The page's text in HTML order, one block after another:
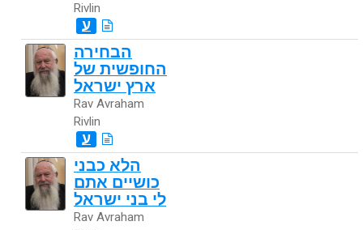
Rivlin
ע
הבחירה
החופשית של
ארץ ישראל
Rav Avraham
Rivlin
ע
הלא כבני
כושיים אתם
לי בני ישראל
Rav Avraham